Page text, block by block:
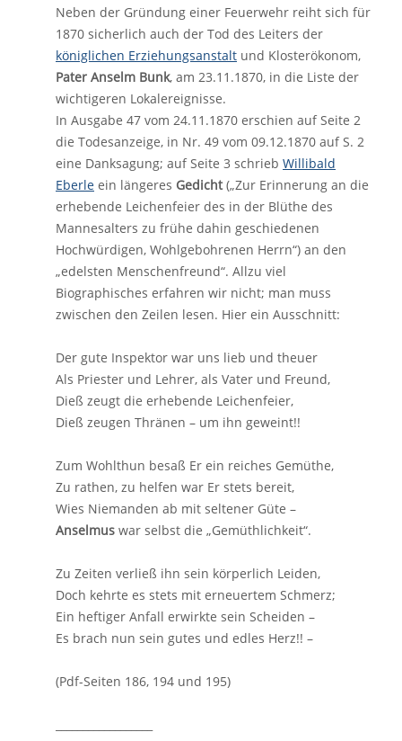
Neben der Gründung einer Feuerwehr reiht sich für
1870 sicherlich auch der Tod des Leiters der
königlichen Erziehungsanstalt und Klosterökonom,
Pater Anselm Bunk, am 23.11.1870, in die Liste der
wichtigeren Lokalereignisse.
In Ausgabe 47 vom 24.11.1870 erschien auf Seite 2
die Todesanzeige, in Nr. 49 vom 09.12.1870 auf S. 2
eine Danksagung; auf Seite 3 schrieb Willibald
Eberle ein längeres Gedicht(„Zur Erinnerung an die
erhebende Leichenfeier des in der Blüthe des
Mannesalters zu frühe dahin geschiedenen
Hochwürdigen, Wohlgebohrenen Herrn“) an den
„edelsten Menschenfreund“. Allzu viel
Biographisches erfahren wir nicht; man muss
zwischen den Zeilen lesen. Hier ein Ausschnitt:
Der gute Inspektor war uns lieb und theuer
Als Priester und Lehrer, als Vater und Freund,
Dieß zeugt die erhebende Leichenfeier,
Dieß zeugen Thränen – um ihn geweint!!
Zum Wohlthun besaß Er ein reiches Gemüthe,
Zu rathen, zu helfen war Er stets bereit,
Wies Niemanden ab mit seltener Güte –
Anselmus war selbst die „Gemüthlichkeit“.
Zu Zeiten verließ ihn sein körperlich Leiden,
Doch kehrte es stets mit erneuertem Schmerz;
Ein heftiger Anfall erwirkte sein Scheiden –
Es brach nun sein gutes und edles Herz!! –
(Pdf-Seiten 186, 194 und 195)